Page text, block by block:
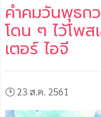
คําคมวันพุธก
โดน ๆ ไว้โพ
เตอร์ ไอจี
🕑 23 ส.ค. 2561